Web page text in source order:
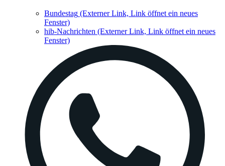
Bundestag (Externer Link, Link öffnet ein neues
Fenster)
hib-Nachrichten (Externer Link, Link öffnet ein neues
Fenster)